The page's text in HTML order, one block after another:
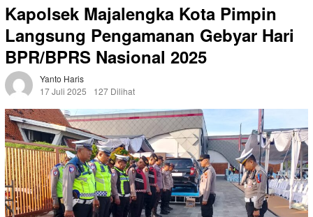
Kapolsek Majalengka Kota Pimpin
Langsung Pengamanan Gebyar Hari
BPR/BPRS Nasional 2025
Yanto Haris
17 Juli 2025
127 Dilihat